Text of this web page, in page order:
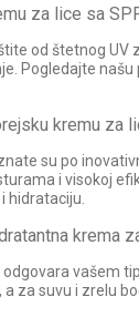
za lice sa
od štetnog UV
Pogledajte našu
kremu za
su po
i visokoj
hidrataciju.
krema
odgovara vašem
a za suvu i zrelu